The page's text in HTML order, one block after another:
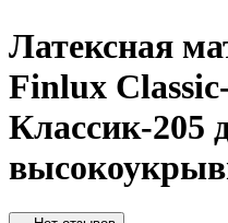
Латексная
Finlux
Классик-205